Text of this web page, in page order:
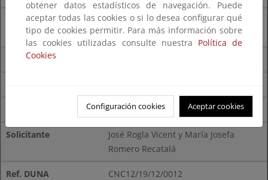
José Luis España navarro y Francisca
Guillot Serra
18.382
José Rogla Vicent y María Josefa
Romero Recatalá
CNC12/19/12/0012
obtener datos estadísticos de navegación. Puede
aceptar todas las cookies o si lo desea configurar qué
tipo de cookies permitir. Para más información sobre
las cookies utilizadas consulte nuestra Política de
Cookies
Configuración cookies Aceptar cookies